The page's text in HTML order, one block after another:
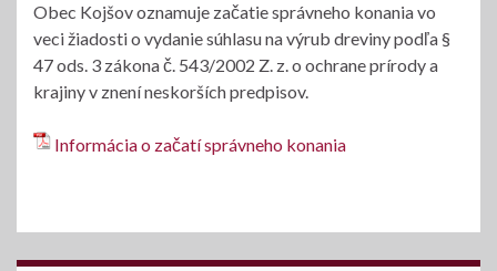
Obec Kojšov oznamuje začatie správneho konania vo
veci žiadosti o vydanie súhlasu na výrub dreviny podľa §
47 ods. 3 zákona č. 543/2002 Z. z. o ochrane prírody a
krajiny v znení neskorších predpisov.
Informácia o začatí správneho konania